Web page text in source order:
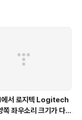
사고를 유발했기 때문
이 간소화 ..
에서 로지텍 Logitech
좌우소리 크기가 다르